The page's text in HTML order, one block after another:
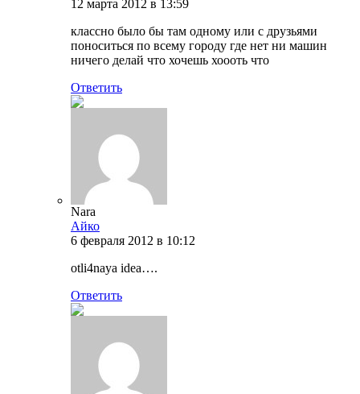
12 марта 2012 в 13:59
классно было бы там одному или с друзьями
поноситься по всему городу где нет ни машин
ничего делай что хочешь хоооть что
Ответить
Nara
Айко
6 февраля 2012 в 10:12
otli4naya idea….
Ответить